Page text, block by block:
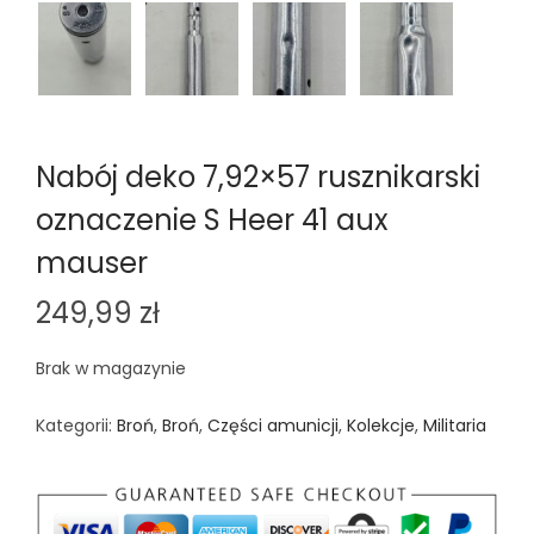
Nabój deko 7,92×57 rusznikarski
oznaczenie S Heer 41 aux
mauser
249,99 zł
Brak w magazynie
Kategorii: Broń, Broń, Części amunicji, Kolekcje, Militaria